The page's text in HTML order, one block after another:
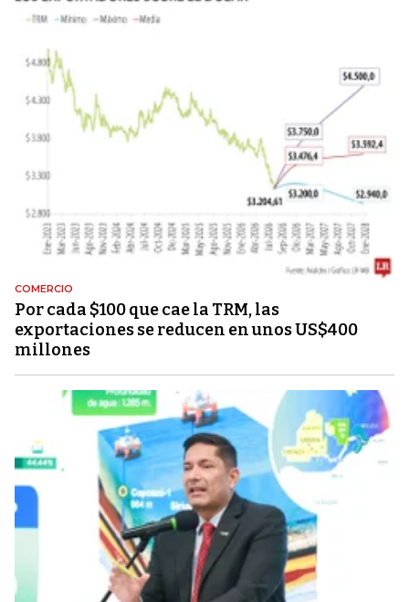
COMERCIO
Por cada $100 que cae la TRM, las
exportaciones se reducen en unos US$400
millones